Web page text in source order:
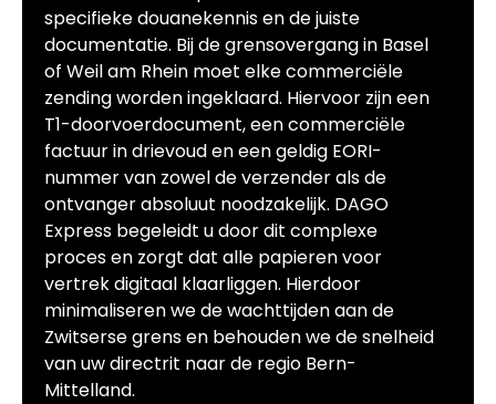
specifieke douanekennis en de juiste
documentatie. Bij de grensovergang in Basel
of Weil am Rhein moet elke commerciële
zending worden ingeklaard. Hiervoor zijn een
T1-doorvoerdocument, een commerciële
factuur in drievoud en een geldig EORI-
nummer van zowel de verzender als de
ontvanger absoluut noodzakelijk. DAGO
Express begeleidt u door dit complexe
proces en zorgt dat alle papieren voor
vertrek digitaal klaarliggen. Hierdoor
minimaliseren we de wachttijden aan de
Zwitserse grens en behouden we de snelheid
van uw directrit naar de regio Bern-
Mittelland.